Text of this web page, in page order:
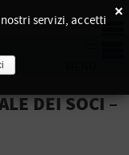
DEI SOCI –
×
servizi, accetti